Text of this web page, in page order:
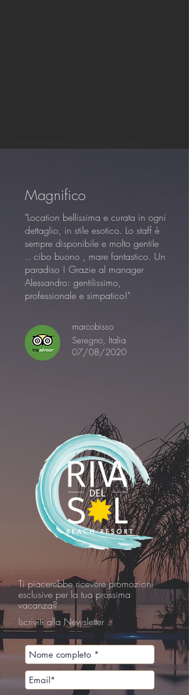
Magnifico
"Location bellissima e curata in ogni
dettaglio, in stile esotico. Lo staff è
sempre disponibile e molto gentile
.. cibo buono , mare fantastico. Un
paradiso ! Grazie al manager
Alessandro: gentilissimo,
professionale e simpatico!"
marcobisso
Seregno, Italia
07/08/2020
Ti piacerebbe ricevere promozioni
esclusive per la tua prossima
vacanza?
Iscriviti alla Newsletter